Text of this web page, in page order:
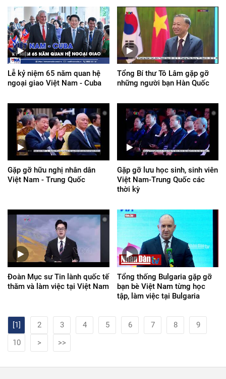
Lễ kỷ niệm 65 năm quan hệ
ngoại giao Việt Nam - Cuba
Tổng Bí thư Tô Lâm gặp gỡ
những người bạn Hàn Quốc
Gặp gỡ hữu nghị nhân dân
Việt Nam - Trung Quốc
Gặp gỡ lưu học sinh, sinh viên
Việt Nam-Trung Quốc các
thời kỳ
Đoàn Mục sư Tin lành quốc tế
thăm và làm việc tại Việt Nam
Tổng thống Bulgaria gặp gỡ
bạn bè Việt Nam từng học
tập, làm việc tại Bulgaria
[1] 2 3 4 5 6 7 8
9
10
> >>